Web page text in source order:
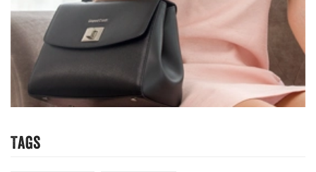
Tags